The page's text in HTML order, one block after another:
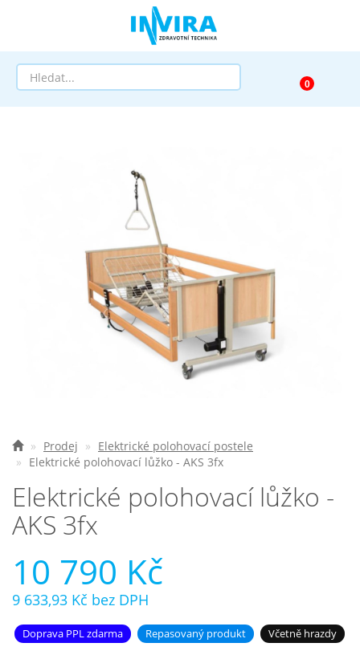
Pomůcky dle zaměření
Pomůcky dle diagnózy
AKCE a SLEVY
Kontakt
Prodej
Elektrické polohovací postele
Elektrické polohovací lůžko - AKS 3fx
Elektrické polohovací lůžko -
AKS 3fx
10 790 Kč
9 633,93 Kč bez DPH
Doprava PPL zdarma Repasovaný produkt Včetně hrazdy